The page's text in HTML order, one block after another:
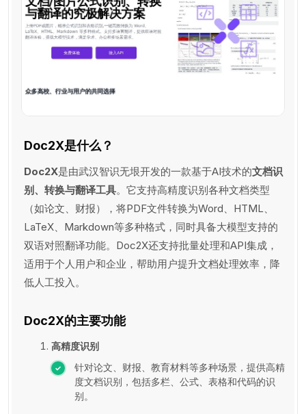
Doc2X是什么？
Doc2X是由武汉智识无垠开发的一款基于AI技术的文档识
别、转换与翻译工具。它支持高精度识别各种文档类型
（如论文、财报），将PDF文件转换为Word、HTML、
LaTeX、Markdown等多种格式，同时具备大模型支持的
双语对照翻译功能。Doc2X还支持批量处理和API集成，
适用于个人用户和企业，帮助用户提升文档处理效率，降
低人工投入。
Doc2X的主要功能
高精度识别
针对论文、财报、教育材料等多种场景，提供高精
度文档识别，包括多栏、公式、表格和代码的识
别。